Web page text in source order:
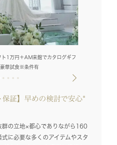
ト1万円＋AM来館でカタログギフ
豪華試食※条件有
保証】早めの検討で安心*
群の立地×都心でありながら160
に必要な多くのアイテムやスタ